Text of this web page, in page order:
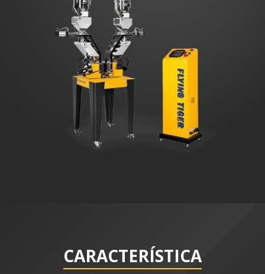
CARACTERÍSTICA